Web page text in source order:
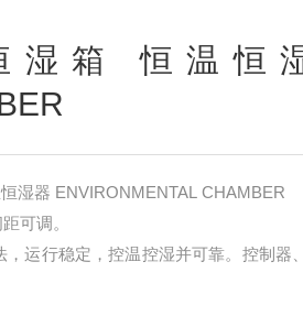
湿箱 恒温恒
CC-3072-02 亚速旺经济型恒温恒湿箱 恒温恒湿器 ENVIRONMENTAL CHAMBER
可调。
运行稳定，控温控湿并可靠。控制器